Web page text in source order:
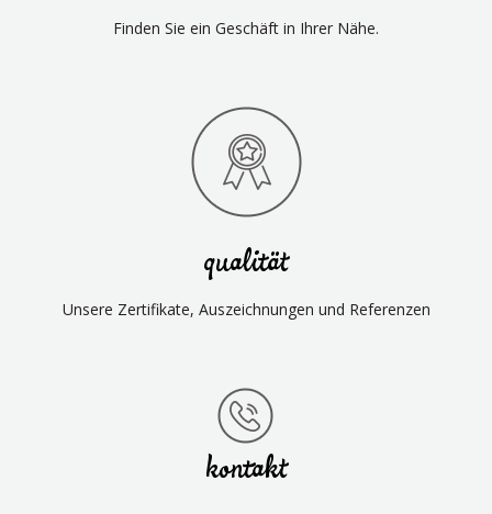
Finden Sie ein Geschäft in Ihrer Nähe.
qualität
Unsere Zertifikate, Auszeichnungen und Referenzen
kontakt